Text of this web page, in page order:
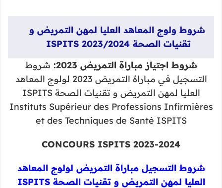
شروط ولوج المعاهد العليا لمهن التمريض و
تقنيات الصحة ISPITS 2023/2024
شروط اجتياز مباراة التمريض 2023:
شروط
التسجيل في مباراة التمريض 2023 لولوج المعاهد
العليا لمهن التمريض و تقنيات الصحة ISPITS
Instituts Supérieur des Professions Infirmières
et des Techniques de Santé ISPITS
CONCOURS ISPITS 2023-2024
شروط التسجيل مباراة التمريض لولوج المعاهد
العليا لمهن التمريض و تقنيات الصحة ISPITS